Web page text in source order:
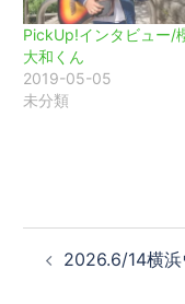
PickUp!インタビュー/
大和くん
2019-05-05
未分類
稿
2026.6/14横浜